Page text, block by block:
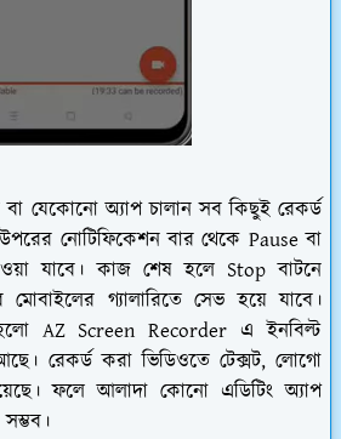
যেকোনো অ্যাপ চালান সব কিছুই রেকর্ড
নোটিফিকেশন বার থেকে Pause বা
যাবে। কাজ শেষ হলে Stop বাটনে
গ্যালারিতে সেভ হয়ে যাবে।
AZ Screen Recorder এ ইনবিল্ট
রেকর্ড করা ভিডিওতে টেক্সট, লোগো
ফলে আলাদা কোনো এডিটিং অ্যাপ